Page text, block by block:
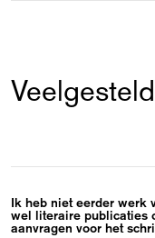
Ik heb niet eerder werk
wel literaire publicaties
aanvragen voor het